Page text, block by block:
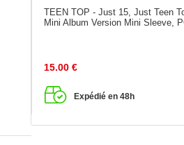
TEEN TOP - Just 15, Just Teen
Mini Album Version Mini Sleeve,
15.00 €
Expédié en 48h